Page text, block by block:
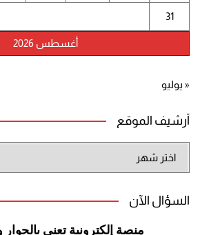
أغسطس 2026
31
« يوليو
أرشيف الموقع
الموقع
السؤال الآن
منصة إلكترونية تعنى بالحوار